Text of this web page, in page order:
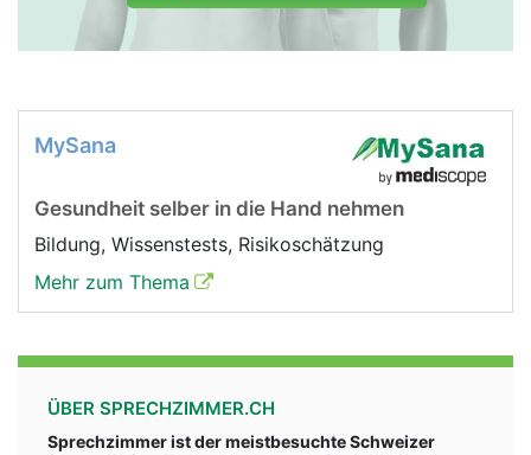
MySana
Gesundheit selber in die Hand nehmen
Bildung, Wissenstests, Risikoschätzung
Mehr zum Thema
ÜBER SPRECHZIMMER.CH
Sprechzimmer ist der meistbesuchte Schweizer